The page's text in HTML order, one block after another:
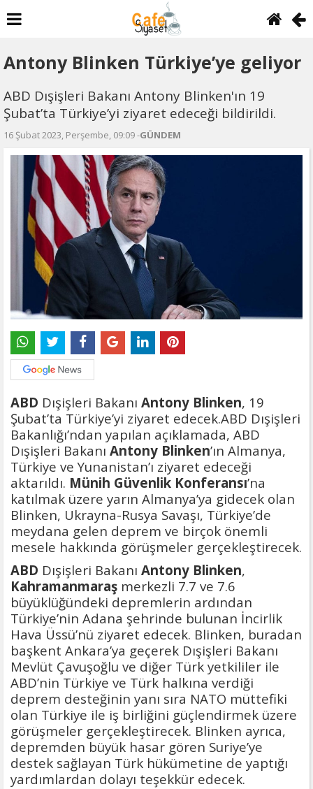
Antony Blinken Türkiye’ye geliyor
ABD Dışişleri Bakanı Antony Blinken'ın 19
Şubat’ta Türkiye’yi ziyaret edeceği bildirildi.
16 Şubat 2023, Perşembe, 09:09 -GÜNDEM
ABD Dışişleri Bakanı Antony Blinken, 19
Şubat’ta Türkiye’yi ziyaret edecek.ABD Dışişleri
Bakanlığı’ndan yapılan açıklamada, ABD
Dışişleri Bakanı Antony Blinken’ın Almanya,
Türkiye ve Yunanistan’ı ziyaret edeceği
aktarıldı. Münih Güvenlik Konferansı’na
katılmak üzere yarın Almanya’ya gidecek olan
Blinken, Ukrayna-Rusya Savaşı, Türkiye’de
meydana gelen deprem ve birçok önemli
mesele hakkında görüşmeler gerçekleştirecek.
ABD Dışişleri Bakanı Antony Blinken,
Kahramanmaraş merkezli 7.7 ve 7.6
büyüklüğündeki depremlerin ardından
Türkiye’nin Adana şehrinde bulunan İncirlik
Hava Üssü’nü ziyaret edecek. Blinken, buradan
başkent Ankara’ya geçerek Dışişleri Bakanı
Mevlüt Çavuşoğlu ve diğer Türk yetkililer ile
ABD’nin Türkiye ve Türk halkına verdiği
deprem desteğinin yanı sıra NATO müttefiki
olan Türkiye ile iş birliğini güçlendirmek üzere
görüşmeler gerçekleştirecek. Blinken ayrıca,
depremden büyük hasar gören Suriye’ye
destek sağlayan Türk hükümetine de yaptığı
yardımlardan dolayı teşekkür edecek.